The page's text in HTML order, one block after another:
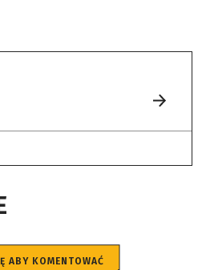
ABY KOMENTOWAĆ